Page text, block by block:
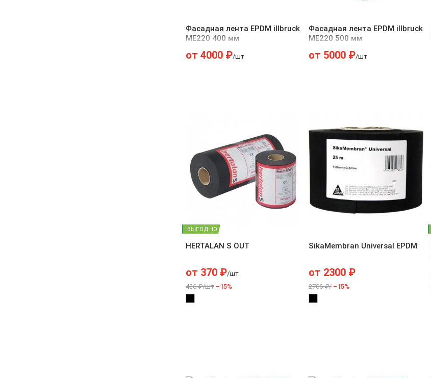
Фасадная лента EPDM illbruck
ME220 400 мм
от 4000₽/шт
Фасадная лента EPDM illbruck
ME220 500 мм
от 5000₽/шт
ВЫГОДНО
HERTALAN S OUT
от 370₽/шт
436 ₽/шт –15%
SikaMembran Universal EPDM
от 2300₽
2706 ₽/ –15%